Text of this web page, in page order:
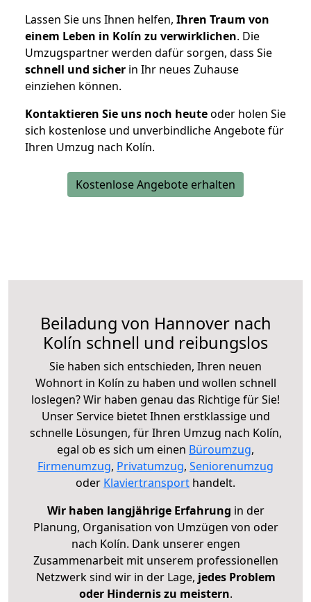
Lassen Sie uns Ihnen helfen, Ihren Traum von
einem Leben in Kolín zu verwirklichen. Die
Umzugspartner werden dafür sorgen, dass Sie
schnell und sicher in Ihr neues Zuhause
einziehen können.
Kontaktieren Sie uns noch heuteoder holen Sie
sich kostenlose und unverbindliche Angebote für
Ihren Umzug nach Kolín.
Kostenlose Angebote erhalten
Beiladung von Hannover nach
Kolín schnell und reibungslos
Sie haben sich entschieden, Ihren neuen
Wohnort in Kolín zu haben und wollen schnell
loslegen? Wir haben genau das Richtige für Sie!
Unser Service bietet Ihnen erstklassige und
schnelle Lösungen, für Ihren Umzug nach Kolín,
egal ob es sich um einen Büroumzug,
Firmenumzug, Privatumzug, Seniorenumzug
oder Klaviertransport handelt.
Wir haben langjährige Erfahrung in der
Planung, Organisation von Umzügen von oder
nach Kolín. Dank unserer engen
Zusammenarbeit mit unserem professionellen
Netzwerk sind wir in der Lage, jedes Problem
oder Hindernis zu meistern.